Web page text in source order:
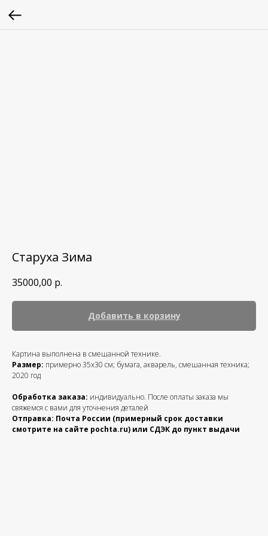
Старуха Зима
35000,00 р.
Добавить в корзину
Картина выполнена в смешанной технике.
Размер: примерно 35х30 см; бумага, акварель, смешанная техника;
2020 год
Обработка заказа: индивидуально. После оплаты заказа мы
свяжемся с вами для уточнения деталей
Отправка: Почта России (примерный срок доставки
смотрите на сайте pochta.ru) или СДЭК до пункт выдачи